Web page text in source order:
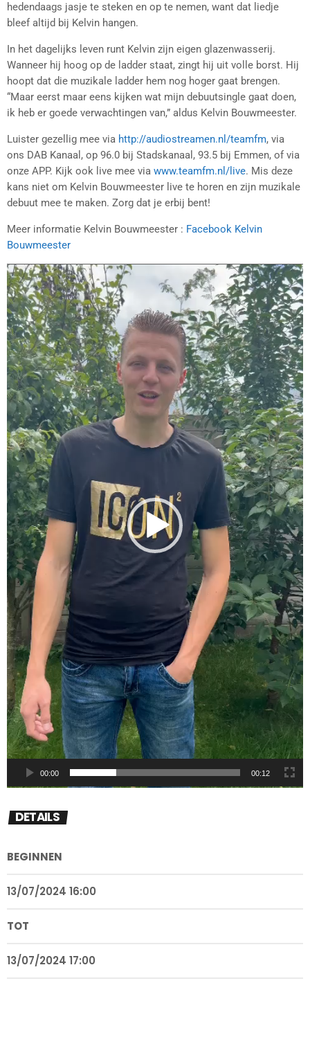
hedendaags jasje te steken en op te nemen, want dat liedje
bleef altijd bij Kelvin hangen.
In het dagelijks leven runt Kelvin zijn eigen glazenwasserij.
Wanneer hij hoog op de ladder staat, zingt hij uit volle borst. Hij
hoopt dat die muzikale ladder hem nog hoger gaat brengen.
“Maar eerst maar eens kijken wat mijn debuutsingle gaat doen,
ik heb er goede verwachtingen van,” aldus Kelvin Bouwmeester.
Luister gezellig mee via http://audiostreamen.nl/teamfm, via
ons DAB Kanaal, op 96.0 bij Stadskanaal, 93.5 bij Emmen, of via
onze APP. Kijk ook live mee via www.teamfm.nl/live. Mis deze
kans niet om Kelvin Bouwmeester live te horen en zijn muzikale
debuut mee te maken. Zorg dat je erbij bent!
Meer informatie Kelvin Bouwmeester : Facebook Kelvin
Bouwmeester
V
i
d
e
o
s
p
l
e
r
00:00 00:12
DETAILS
BEGINNEN
13/07/2024 16:00
TOT
13/07/2024 17:00